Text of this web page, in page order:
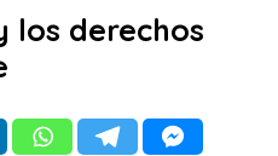
los derechos